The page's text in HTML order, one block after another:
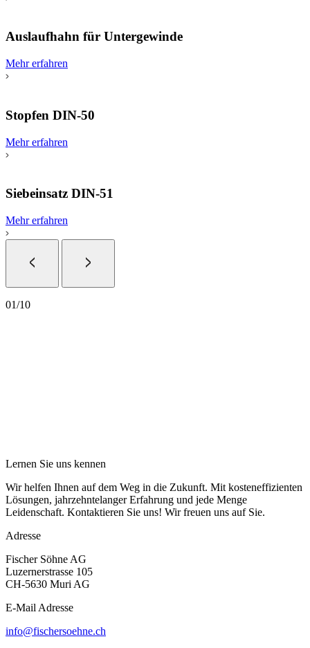
Auslaufhahn für Untergewinde
Mehr erfahren
Stopfen DIN-50
Mehr erfahren
Siebeinsatz DIN-51
Mehr erfahren
01/10
Lernen Sie uns kennen
Wir helfen Ihnen auf dem Weg in die Zukunft. Mit kosteneffizienten
Lösungen, jahrzehntelanger Erfahrung und jede Menge
Leidenschaft. Kontaktieren Sie uns! Wir freuen uns auf Sie.
Adresse
Fischer Söhne AG
Luzernerstrasse 105
CH-5630 Muri AG
E-Mail Adresse
info@fischersoehne.ch